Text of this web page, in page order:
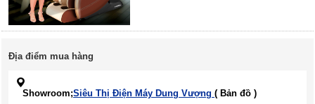
Địa điểm mua hàng
Showroom;Siêu Thị Điện Máy Dung Vượng ( Bản đồ )